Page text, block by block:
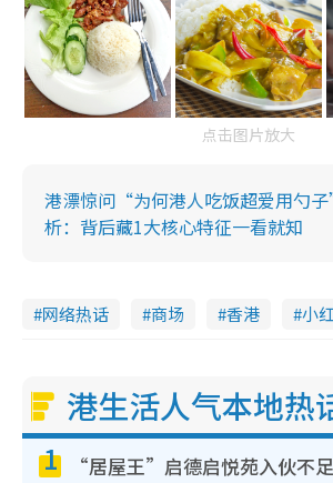
点击图片放大
港漂惊问“为何港人吃饭超爱用勺
析：背后藏1大核心特征一看就知
网络热话 商场 香港 小
港生活人气本地热
1